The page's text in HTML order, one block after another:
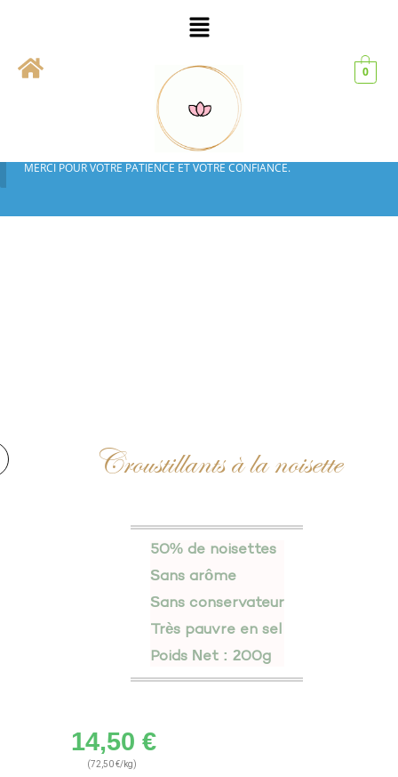
FERMETURE TEMPORAIRE DE LA BOUTIQUE
NOUS SOMMES EN CONGÉS ET LES COMMANDES SONT
MOMENTANÉMENT DÉSACTIVÉES.
IL NE SERA PAS POSSIBLE DE PASSER COMMANDE AVANT NOTRE
LES VENTES REPRENDRONT À PARTIR DU 17 AOÛT 2026.
MERCI POUR VOTRE PATIENCE ET VOTRE CONFIANCE.
0
Croustillants à la noisette
50% de noisettes
Sans arôme
Sans conservateur
Très pauvre en sel
Poids Net : 200g
14,50 €
(72,50 €/kg)